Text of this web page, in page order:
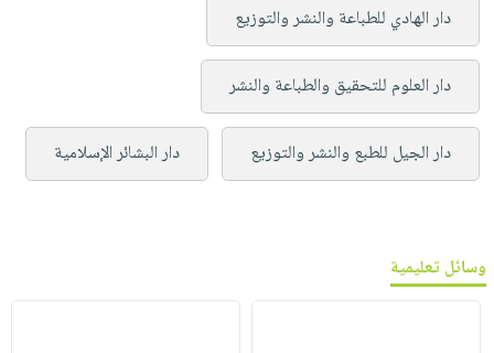
دار الهادي للطباعة والنشر والتوزيع
دار العلوم للتحقيق والطباعة والنشر
دار الجيل للطبع والنشر والتوزيع دار البشائر الإسلامية
وسائل تعليمية